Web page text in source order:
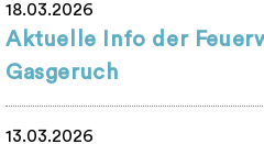
18.03.2026
Aktuelle Info der
Gasgeruch
13.03.2026